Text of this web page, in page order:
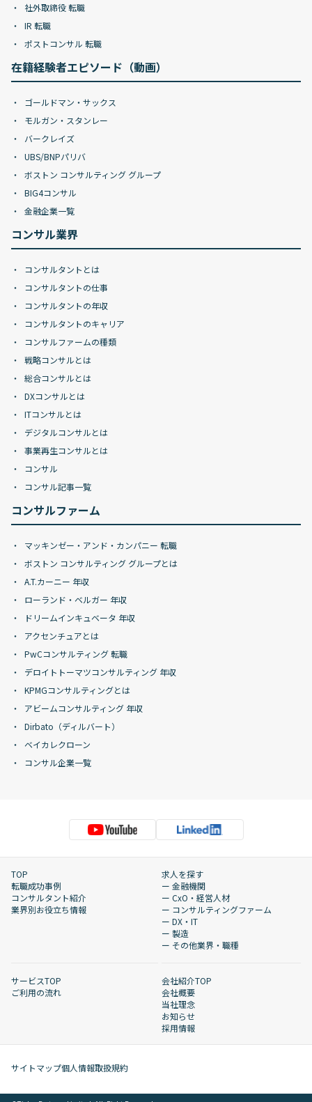
社外取締役 転職
IR 転職
ポストコンサル 転職
在籍経験者エピソード（動画）
ゴールドマン・サックス
モルガン・スタンレー
バークレイズ
UBS/BNPパリバ
ボストン コンサルティング グループ
BIG4コンサル
金融企業一覧
コンサル業界
コンサルタントとは
コンサルタントの仕事
コンサルタントの年収
コンサルタントのキャリア
コンサルファームの種類
戦略コンサルとは
総合コンサルとは
DXコンサルとは
ITコンサルとは
デジタルコンサルとは
事業再生コンサルとは
コンサル
コンサル記事一覧
コンサルファーム
マッキンゼー・アンド・カンパニー 転職
ボストン コンサルティング グループとは
A.T.カーニー 年収
ローランド・ベルガー 年収
ドリームインキュベータ 年収
アクセンチュアとは
PwCコンサルティング 転職
デロイトトーマツコンサルティング 年収
KPMGコンサルティングとは
アビームコンサルティング 年収
Dirbato（ディルバート）
ベイカレクローン
コンサル企業一覧
TOP
転職成功事例
コンサルタント紹介
業界別お役立ち情報
求人を探す
ー 金融機関
ー CxO・経営人材
ー コンサルティングファーム
ー DX・IT
ー 製造
ー その他業界・職種
サービスTOP
ご利用の流れ
会社紹介TOP
会社概要
当社理念
お知らせ
採用情報
サイトマップ個人情報取扱規約